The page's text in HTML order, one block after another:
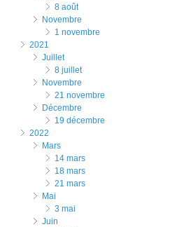
8 août
novembre
1 novembre
2021
juillet
8 juillet
novembre
21 novembre
décembre
19 décembre
2022
mars
14 mars
18 mars
21 mars
mai
3 mai
juin